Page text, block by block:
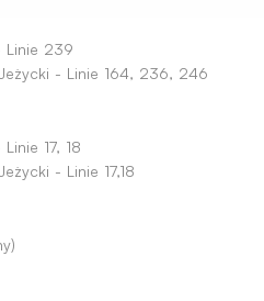
Linie 239
- Linie 164, 236, 246
17, 18
- Linie 17,18